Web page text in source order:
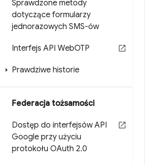
Sprawdzone metody
dotyczące formularzy
jednorazowych SMS-ów
Interfejs API WebOTP
Prawdziwe historie
Federacja tożsamości
Dostęp do interfejsów API
Google przy użyciu
protokołu OAuth 2.0